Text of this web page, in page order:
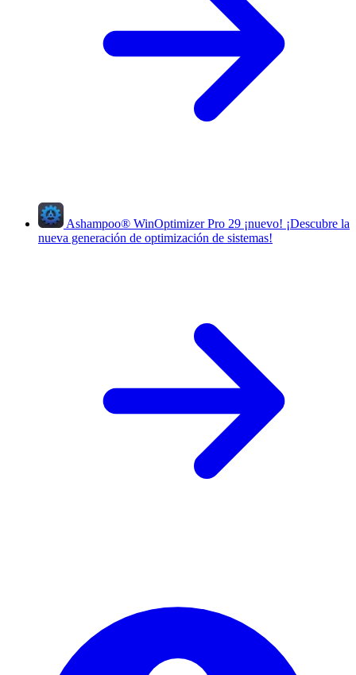
Ashampoo® WinOptimizer Pro 29 ¡nuevo! ¡Descubre la
nueva generación de optimización de sistemas!